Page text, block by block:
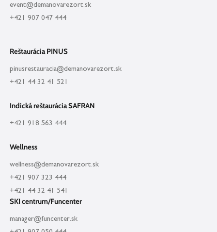
event@demanovarezort.sk
+421 907 047 444
Reštaurácia PINUS
pinusrestauracia@demanovarezort.sk
+421 44 32 41 521
Indická reštaurácia SAFRAN
+421 918 563 444
Wellness
wellness@demanovarezort.sk
+421 907 323 444
+421 44 32 41 541
SKI centrum/Funcenter
manager@funcenter.sk